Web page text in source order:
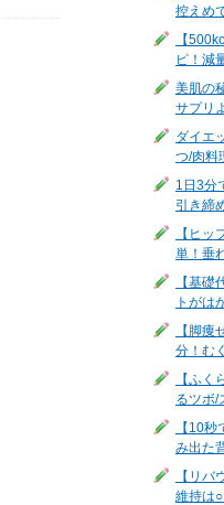
控えめ
【
ピ！減
美肌の
サプリ
ダイエ
つ/肉料
1日3分
引き締
【ヒ
単！垂
【基
トがは
【脚
分！む
【ふ
るツボ/
【10
み出た
【リ
維持は